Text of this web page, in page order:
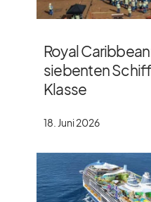
Royal
siebenten
Klasse
18. Juni 2026